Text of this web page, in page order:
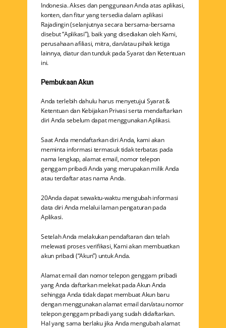
Indonesia. Akses dan penggunaan Anda atas aplikasi,
konten, dan fitur yang tersedia dalam aplikasi
Rajadingin (selanjutnya secara bersama-bersama
disebut “Aplikasi”), baik yang disediakan oleh Kami,
perusahaan afiliasi, mitra, dan/atau pihak ketiga
lainnya, diatur dan tunduk pada Syarat dan Ketentuan
ini.
Pembukaan Akun
Anda terlebih dahulu harus menyetujui Syarat &
Ketentuan dan Kebijakan Privasi serta mendaftarkan
diri Anda sebelum dapat menggunakan Aplikasi.
Saat Anda mendaftarkan diri Anda, kami akan
meminta informasi termasuk tidak terbatas pada
nama lengkap, alamat email, nomor telepon
genggam pribadi Anda yang merupakan milik Anda
atau terdaftar atas nama Anda.
20​Anda dapat sewaktu-waktu mengubah informasi
data diri Anda melalui laman pengaturan pada
Aplikasi.
Setelah Anda melakukan pendaftaran dan telah
melewati proses verifikasi, Kami akan membuatkan
akun pribadi (“Akun”) untuk Anda.
Alamat email dan nomor telepon genggam pribadi
yang Anda daftarkan melekat pada Akun Anda
sehingga Anda tidak dapat membuat Akun baru
dengan menggunakan alamat email dan/atau nomor
telepon genggam pribadi yang sudah didaftarkan.
Hal yang sama berlaku jika Anda mengubah alamat